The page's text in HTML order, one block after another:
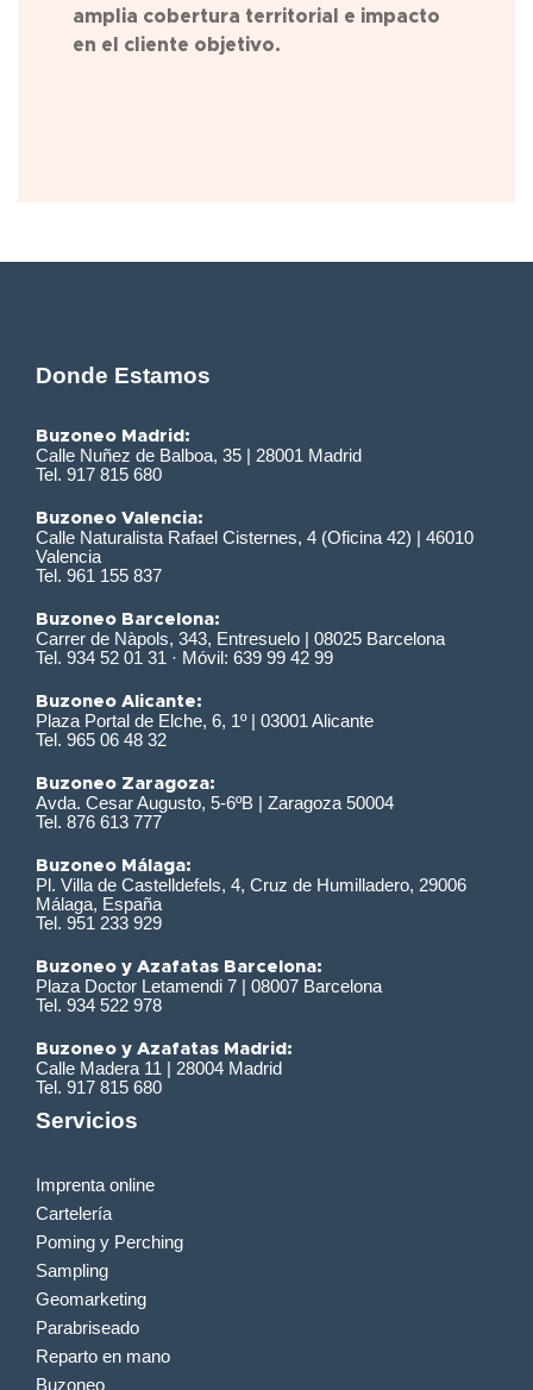
amplia cobertura territorial e impacto
en el cliente objetivo.
Donde Estamos
Buzoneo Madrid:
Calle Nuñez de Balboa, 35 | 28001 Madrid
Tel. 917 815 680
Buzoneo Valencia:
Calle Naturalista Rafael Cisternes, 4 (Oficina 42) | 46010
Valencia
Tel. 961 155 837
Buzoneo Barcelona:
Carrer de Nàpols, 343, Entresuelo | 08025 Barcelona
Tel. 934 52 01 31 · Móvil: 639 99 42 99
Buzoneo Alicante:
Plaza Portal de Elche, 6, 1º | 03001 Alicante
Tel. 965 06 48 32
Buzoneo Zaragoza:
Avda. Cesar Augusto, 5-6ºB | Zaragoza 50004
Tel. 876 613 777
Buzoneo Málaga:
Pl. Villa de Castelldefels, 4, Cruz de Humilladero, 29006
Málaga, España
Tel. 951 233 929
Buzoneo y Azafatas Barcelona:
Plaza Doctor Letamendi 7 | 08007 Barcelona
Tel. 934 522 978
Buzoneo y Azafatas Madrid:
Calle Madera 11 | 28004 Madrid
Tel. 917 815 680
Servicios
Imprenta online
Cartelería
Poming y Perching
Sampling
Geomarketing
Parabriseado
Reparto en mano
Buzoneo